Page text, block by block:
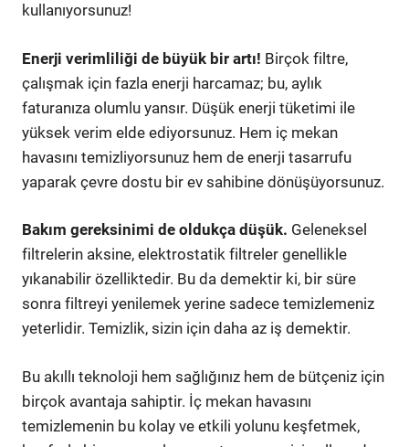
kullanıyorsunuz!
Enerji verimliliği de büyük bir artı! Birçok filtre,
çalışmak için fazla enerji harcamaz; bu, aylık
faturanıza olumlu yansır. Düşük enerji tüketimi ile
yüksek verim elde ediyorsunuz. Hem iç mekan
havasını temizliyorsunuz hem de enerji tasarrufu
yaparak çevre dostu bir ev sahibine dönüşüyorsunuz.
Bakım gereksinimi de oldukça düşük. Geleneksel
filtrelerin aksine, elektrostatik filtreler genellikle
yıkanabilir özelliktedir. Bu da demektir ki, bir süre
sonra filtreyi yenilemek yerine sadece temizlemeniz
yeterlidir. Temizlik, sizin için daha az iş demektir.
Bu akıllı teknoloji hem sağlığınız hem de bütçeniz için
birçok avantaja sahiptir. İç mekan havasını
temizlemenin bu kolay ve etkili yolunu keşfetmek,